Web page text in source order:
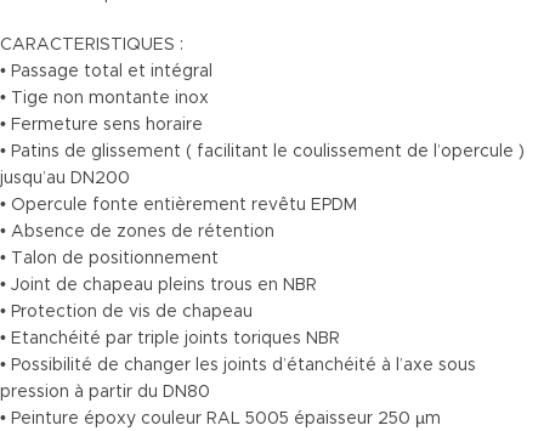
CARACTERISTIQUES :
• Passage total et intégral
• Tige non montante inox
• Fermeture sens horaire
• Patins de glissement ( facilitant le coulissement de l’opercule )
jusqu’au DN200
• Opercule fonte entièrement revêtu EPDM
• Absence de zones de rétention
• Talon de positionnement
• Joint de chapeau pleins trous en NBR
• Protection de vis de chapeau
• Etanchéité par triple joints toriques NBR
• Possibilité de changer les joints d’étanchéité à l’axe sous
pression à partir du DN80
• Peinture époxy couleur RAL 5005 épaisseur 250 µm